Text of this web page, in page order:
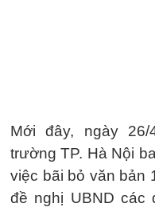
Mới đây, ngày
trường TP. Hà Nội
việc bãi bỏ văn bản
đề nghị UBND các